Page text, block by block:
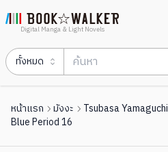
Digital Manga & Light Novels
ทั้งหมด
หน้าแรก มังงะ Tsubasa Yamaguchi
Blue Period 16